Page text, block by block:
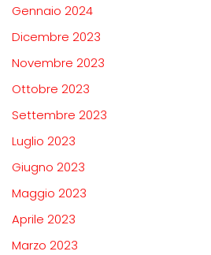
Gennaio 2024
Dicembre 2023
Novembre 2023
Ottobre 2023
Settembre 2023
Luglio 2023
Giugno 2023
Maggio 2023
Aprile 2023
Marzo 2023